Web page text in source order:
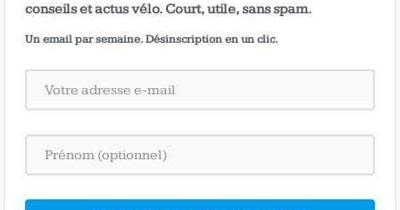
conseils et actus vélo. Court, utile, sans spam.
Un email par semaine. Désinscription en un clic.